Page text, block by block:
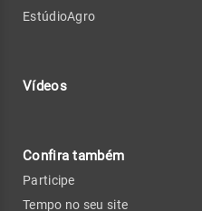
EstúdioAgro
Vídeos
Confira também
Participe
Tempo no seu site